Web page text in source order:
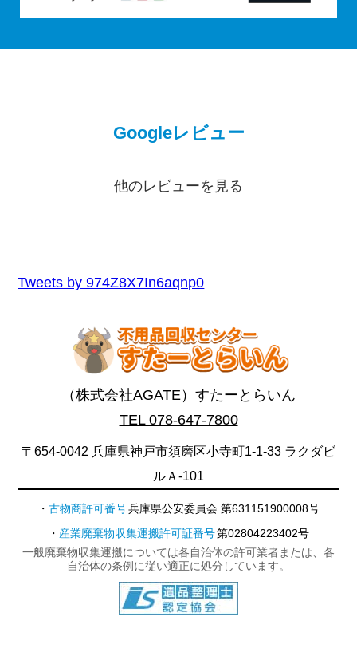
Googleレビュー
他のレビューを見る
Tweets by 974Z8X7In6aqnp0
（株式会社AGATE）すたーとらいん
TEL 078-647-7800
〒654-0042 兵庫県神戸市須磨区小寺町1-1-33 ラクダビ
ルＡ-101
古物商許可番号兵庫県公安委員会 第631151900008号
産業廃棄物収集運搬許可証番号第02804223402号
一般廃棄物収集運搬については各自治体の許可業者または、各
自治体の条例に従い適正に処分しています。